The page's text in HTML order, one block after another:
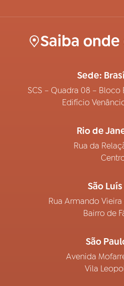
Saiba onde
Sede:
SCS – Quadra 08 – Bloco
Edifício
Rio de
Rua da
São
Rua Armando Vieira
Bairro de
São
Avenida
Vila